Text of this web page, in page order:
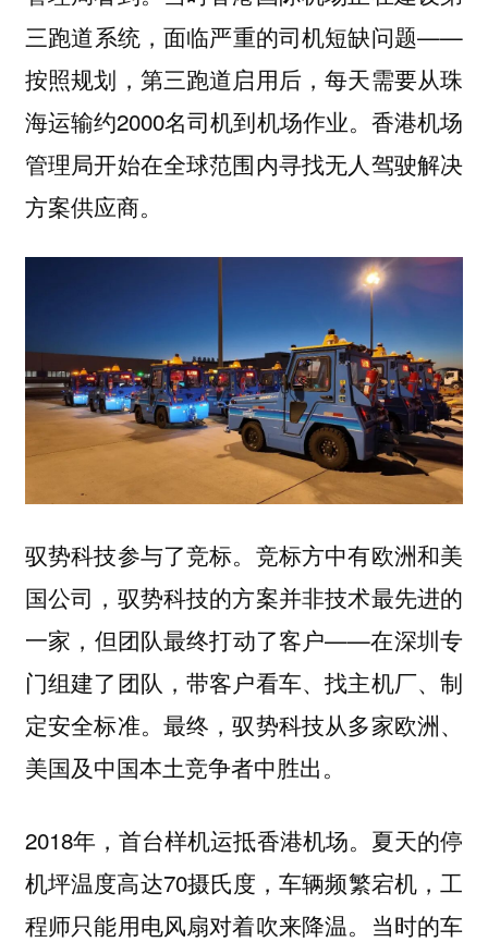
三跑道系统，面临严重的司机短缺问题——
按照规划，第三跑道启用后，每天需要从珠
海运输约2000名司机到机场作业。香港机场
管理局开始在全球范围内寻找无人驾驶解决
方案供应商。
驭势科技参与了竞标。竞标方中有欧洲和美
国公司，驭势科技的方案并非技术最先进的
一家，但团队最终打动了客户——在深圳专
门组建了团队，带客户看车、找主机厂、制
定安全标准。最终，驭势科技从多家欧洲、
美国及中国本土竞争者中胜出。
2018年，首台样机运抵香港机场。夏天的停
机坪温度高达70摄氏度，车辆频繁宕机，工
程师只能用电风扇对着吹来降温。当时的车